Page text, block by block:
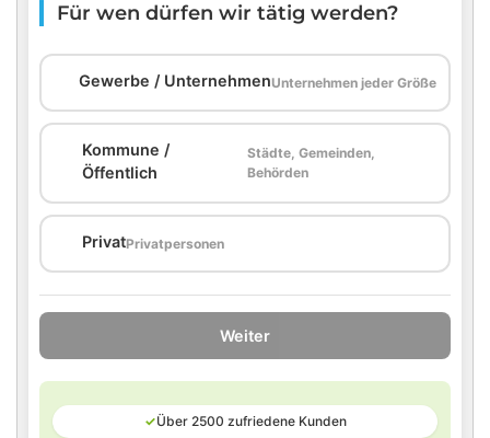
Für wen dürfen wir tätig werden?
Gewerbe / UnternehmenUnternehmen jeder Größe
Kommune /
Öffentlich
Städte, Gemeinden,
Behörden
PrivatPrivatpersonen
Weiter
✓Über 2500 zufriedene Kunden